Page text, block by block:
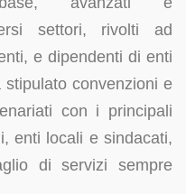
settori, rivolti ad
e dipendenti di enti
convenzioni e
con i principali
enti locali e sindacati,
di servizi sempre